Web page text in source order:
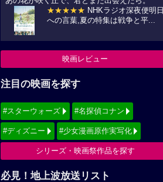
★★★★★ NHKラジオ深夜便明日
への言葉,夏の特集は戦争と平...
映画レビュー
注目の映画を探す
#スターウォーズ #名探偵コナン
#ディズニー #少女漫画原作実写化
シリーズ・映画祭作品を探す
必見！地上波放送リスト